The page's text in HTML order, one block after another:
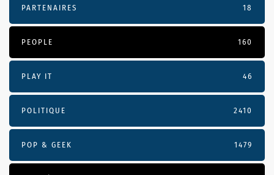
PARTENAIRES 18
PEOPLE 160
PLAY IT 46
POLITIQUE 2410
POP & GEEK 1479